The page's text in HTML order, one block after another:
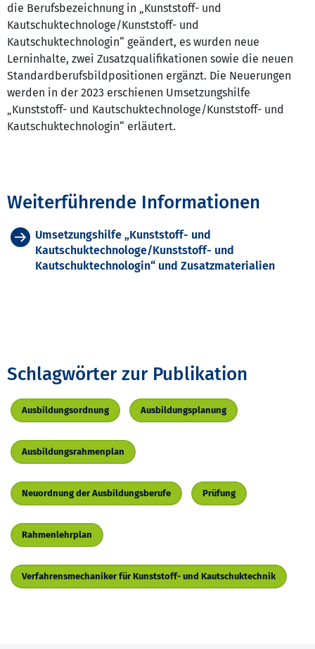
die Berufsbezeichnung in „Kunststoff- und
Kautschuktechnologe/Kunststoff- und
Kautschuktechnologin“ geändert, es wurden neue
Lerninhalte, zwei Zusatzqualifikationen sowie die neuen
Standardberufsbildpositionen ergänzt. Die Neuerungen
werden in der 2023 erschienen Umsetzungshilfe
„Kunststoff- und Kautschuktechnologe/Kunststoff- und
Kautschuktechnologin“ erläutert.
Weiterführende Informationen
Umsetzungshilfe „Kunststoff- und
Kautschuktechnologe/Kunststoff- und
Kautschuktechnologin“ und Zusatzmaterialien
Schlagwörter zur Publikation
Ausbildungsordnung Ausbildungsplanung
Ausbildungsrahmenplan
Neuordnung der Ausbildungsberufe Prüfung
Rahmenlehrplan
Verfahrensmechaniker für Kunststoff- und Kautschuktechnik